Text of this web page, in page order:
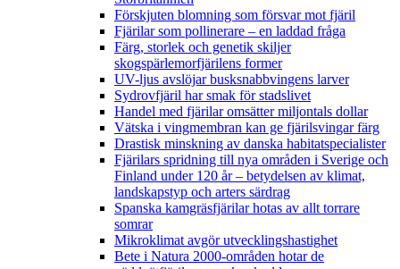
Förskjuten blomning som försvar mot fjäril
Fjärilar som pollinerare – en laddad fråga
Färg, storlek och genetik skiljer
skogspärlemorfjärilens former
UV-ljus avslöjar busksnabbvingens larver
Sydrovfjäril har smak för stadslivet
Handel med fjärilar omsätter miljontals dollar
Vätska i vingmembran kan ge fjärilsvingar färg
Drastisk minskning av danska habitatspecialister
Fjärilars spridning till nya områden i Sverige och
Finland under 120 år– betydelsen av klimat,
landskapstyp och arters särdrag
Spanska kamgräsfjärilar hotas av allt torrare
somrar
Mikroklimat avgör utvecklingshastighet
Bete i Natura 2000-områden hotar de